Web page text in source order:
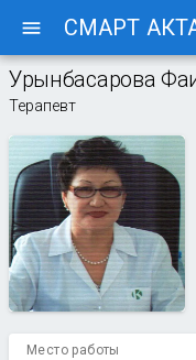
menu СМАРТ
Урынбасарова
Терапевт
Место работы